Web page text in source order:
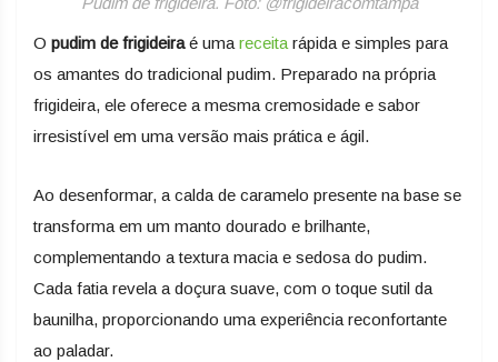
O pudim de frigideiraé uma receita rápida e simples para
os amantes do tradicional pudim. Preparado na própria
frigideira, ele oferece a mesma cremosidade e sabor
irresistível em uma versão mais prática e ágil.
Ao desenformar, a calda de caramelo presente na base se
transforma em um manto dourado e brilhante,
complementando a textura macia e sedosa do pudim.
Cada fatia revela a doçura suave, com o toque sutil da
baunilha, proporcionando uma experiência reconfortante
ao paladar.